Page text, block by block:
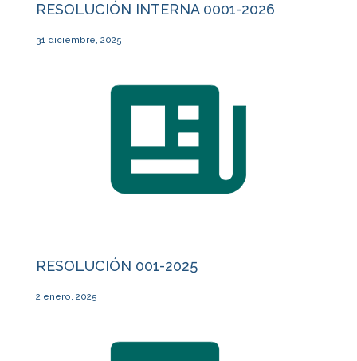
RESOLUCIÓN INTERNA 0001-2026
31 diciembre, 2025
RESOLUCIÓN 001-2025
2 enero, 2025